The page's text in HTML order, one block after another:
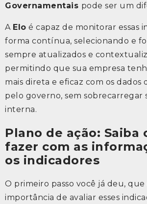
Governamentais pode ser um
A Elo é capaz de monitorar essas
forma contínua, selecionando e
sempre atualizados e
permitindo que sua empresa
mais direta e eficaz com os dados
pelo governo, sem sobrecarregar
interna.
Plano de ação: Saiba
fazer com as
os indicadores
O primeiro passo você já deu, que
importância de avaliar esses